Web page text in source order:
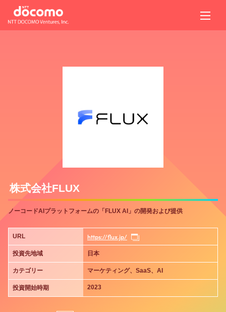
株式会社FLUX
ノーコードAIプラットフォームの「FLUX AI」の開発および提供
URL https://flux.jp/
投資先地域 日本
カテゴリー マーケティング、SaaS、AI
投資開始時期 2023